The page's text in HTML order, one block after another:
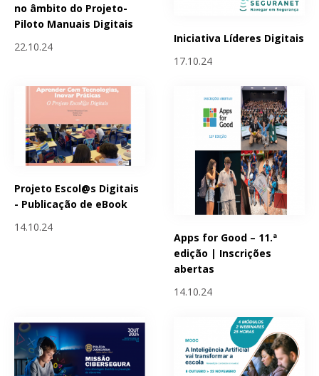
no âmbito do Projeto-
Piloto Manuais Digitais
22.10.24
Iniciativa Líderes Digitais
17.10.24
Projeto Escol@s Digitais
- Publicação de eBook
14.10.24
Apps for Good – 11.ª
edição | Inscrições
abertas
14.10.24